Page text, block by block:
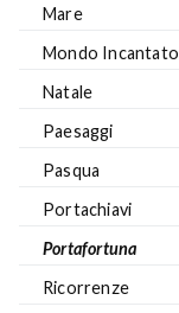
Mare
Mondo Incantato
Natale
Paesaggi
Pasqua
Portachiavi
Portafortuna
Ricorrenze